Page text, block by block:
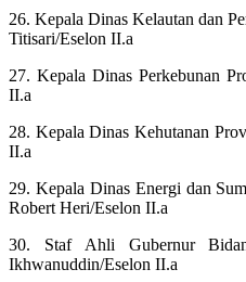
26. Kepala Dinas Kelautan dan
Titisari/Eselon II.a
27. Kepala Dinas Perkebunan
II.a
28. Kepala Dinas Kehutanan
II.a
29. Kepala Dinas Energi dan
Robert Heri/Eselon II.a
30. Staf Ahli Gubernur
Ikhwanuddin/Eselon II.a